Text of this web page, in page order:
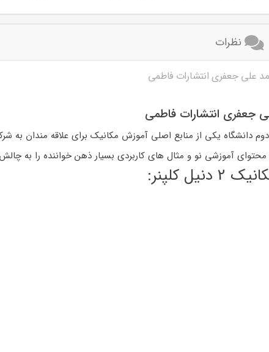
نظرات
علی جعفری انتشارات فاطمی
دانشگاه یکی از منابع اصلی آموزش مکانیک برای علاقه مندان به
محتوای آموزشی نو و مثال های کاربردی بسیار ذهن خواننده را به
کلپنر: